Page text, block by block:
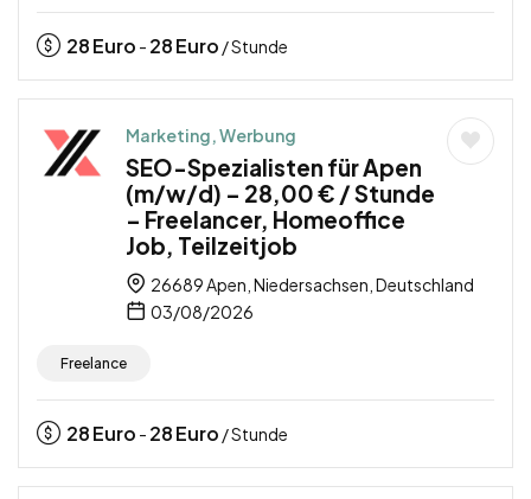
28Euro - 28Euro / Stunde
Marketing, Werbung
SEO-Spezialisten für Apen
(m/w/d) – 28,00 € / Stunde
– Freelancer, Homeoffice
Job, Teilzeitjob
26689 Apen, Niedersachsen, Deutschland
03/08/2026
Freelance
28Euro - 28Euro / Stunde